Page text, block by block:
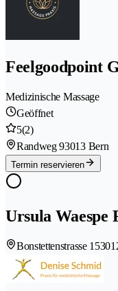
Feelgoodpoint
Medizinische Massage
Geöffnet
5(2)
Randweg 93013 Bern
Termin reservieren
Ursula Waespe
Bonstettenstrasse 15